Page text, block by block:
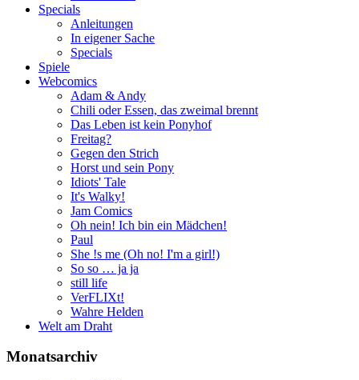
Specials
Anleitungen
In eigener Sache
Specials
Spiele
Webcomics
Adam & Andy
Chili oder Essen, das zweimal brennt
Das Leben ist kein Ponyhof
Freitag?
Gegen den Strich
Horst und sein Pony
Idiots' Tale
It's Walky!
Jam Comics
Oh nein! Ich bin ein Mädchen!
Paul
She !s me (Oh no! I'm a girl!)
So so … ja ja
still life
VerFLIXt!
Wahre Helden
Welt am Draht
Monatsarchiv